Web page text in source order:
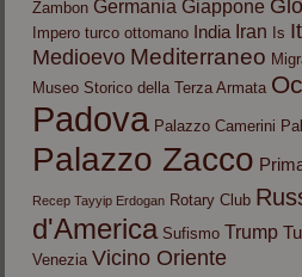
Zambon Germania Giappone
Impero turco ottomano India Iran Is
Medioevo Mediterraneo
Museo Storico della Terza Armata
Padova Palazzo Camerini
Palazzo Zacco
Recep Tayyip Erdogan Rotary Club
d'America Sufismo Trump
Venezia Vicino Oriente